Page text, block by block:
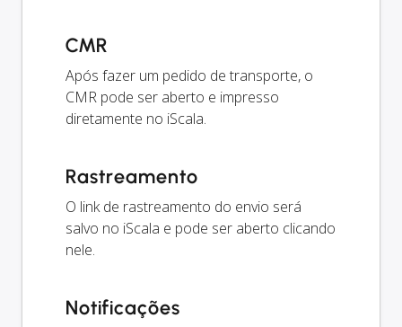
CMR
Após fazer um pedido de transporte, o
CMR pode ser aberto e impresso
diretamente no iScala.
Rastreamento
O link de rastreamento do envio será
salvo no iScala e pode ser aberto clicando
nele.
Notificações